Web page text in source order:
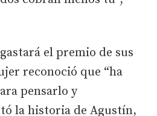
el premio de sus
reconoció que “ha
pensarlo y
la historia de Agustín,